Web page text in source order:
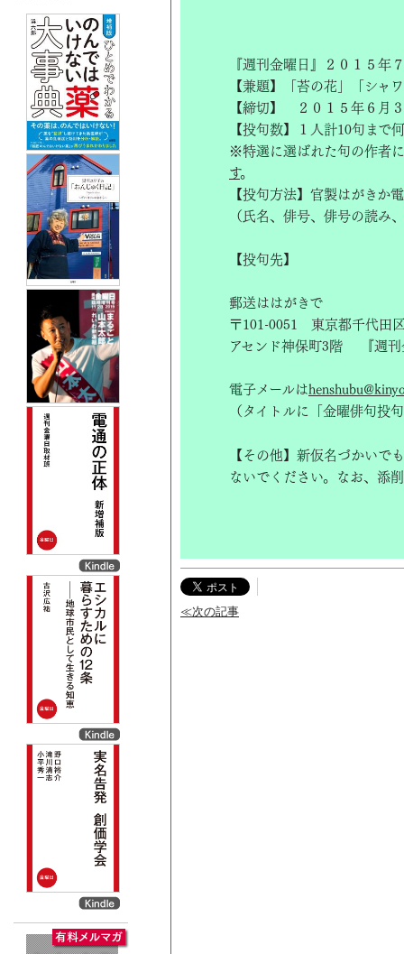
『週刊金曜日』２０１５年
【兼題】「苔の花」「シャ
【締切】 ２０１５年６月
【投句数】１人計10句まで
※特選に選ばれた句の作者
す。
【投句方法】官製はがきか
（氏名、俳号、俳号の読み
【投句先】
郵送ははがきで
〒101-0051 東京都千代田
アセンド神保町3階 『週刊
電子メールは
（タイトルに「金曜俳句投
【その他】新仮名づかいで
ないでください。なお、添
≪次の記事